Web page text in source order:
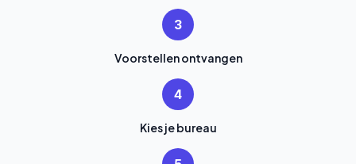
3
Voorstellen ontvangen
4
Kies je bureau